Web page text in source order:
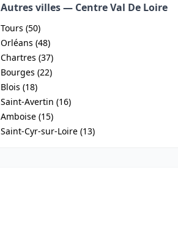
Autres villes — Centre Val De Loire
Tours (50)
Orléans (48)
Chartres (37)
Bourges (22)
Blois (18)
Saint-Avertin (16)
Amboise (15)
Saint-Cyr-sur-Loire (13)